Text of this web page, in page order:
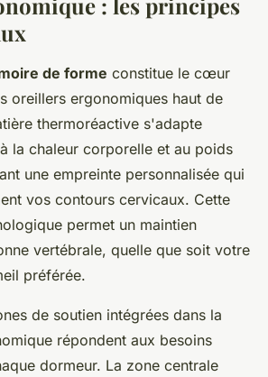
de forme constitue le cœur
oreillers ergonomiques haut de
thermoréactive s'adapte
la chaleur corporelle et au poids
une empreinte personnalisée qui
vos contours cervicaux. Cette
permet un maintien
vertébrale, quelle que soit votre
préférée.
de soutien intégrées dans la
répondent aux besoins
dormeur. La zone centrale